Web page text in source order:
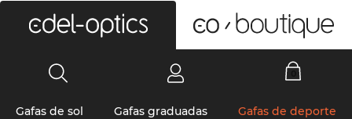
Gafas de sol Gafas graduadas Gafas de deporte